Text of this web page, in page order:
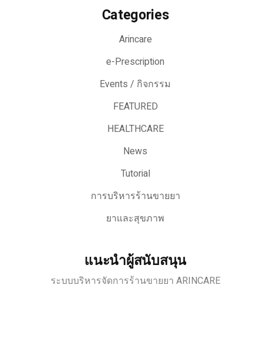
Categories
Arincare
e-Prescription
Events / กิจกรรม
FEATURED
HEALTHCARE
News
Tutorial
การบริหารร้านขายยา
ยาและสุขภาพ
แนะนำผู้สนับสนุน
ระบบบริหารจัดการร้านขายยา ARINCARE